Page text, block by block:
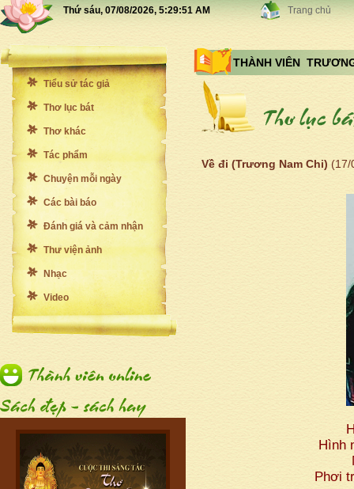
Thứ sáu, 07/08/2026, 5:29:53 AM Trang chủ
Tiểu sử tác giả
Thơ lục bát
Thơ khác
Tác phẩm
Chuyện mỗi ngày
Các bài báo
Đánh giá và cảm nhận
Thư viện ảnh
Nhạc
Video
THÀNH VIÊN
Về đi (Trương Nam Chi) (17/
Hình
Phơi